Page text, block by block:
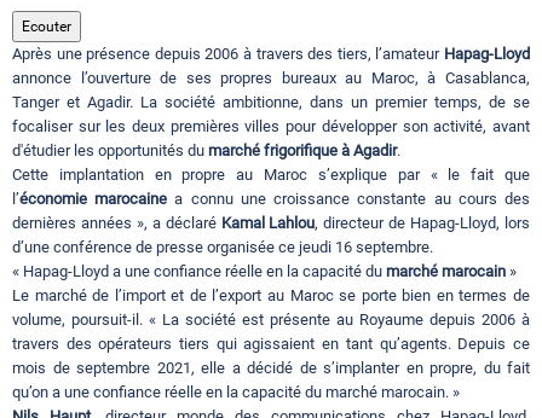
Contact
Ecouter
Après une présence depuis 2006 à travers des tiers, l’amateur Hapag-Lloyd
annonce l’ouverture de ses propres bureaux au Maroc, à Casablanca,
Tanger et Agadir. La société ambitionne, dans un premier temps, de se
focaliser sur les deux premières villes pour développer son activité, avant
d'étudier les opportunités du marché frigorifique à Agadir.
Cette implantation en propre au Maroc s’explique par « le fait que
l’économie marocainea connu une croissance constante au cours des
dernières années », a déclaré Kamal Lahlou, directeur de Hapag-Lloyd, lors
d’une conférence de presse organisée ce jeudi 16 septembre.
« Hapag-Lloyd a une confiance réelle en la capacité du marché marocain »
Le marché de l’import et de l’export au Maroc se porte bien en termes de
volume, poursuit-il. « La société est présente au Royaume depuis 2006 à
travers des opérateurs tiers qui agissaient en tant qu’agents. Depuis ce
mois de septembre 2021, elle a décidé de s’implanter en propre, du fait
qu’on a une confiance réelle en la capacité du marché marocain. »